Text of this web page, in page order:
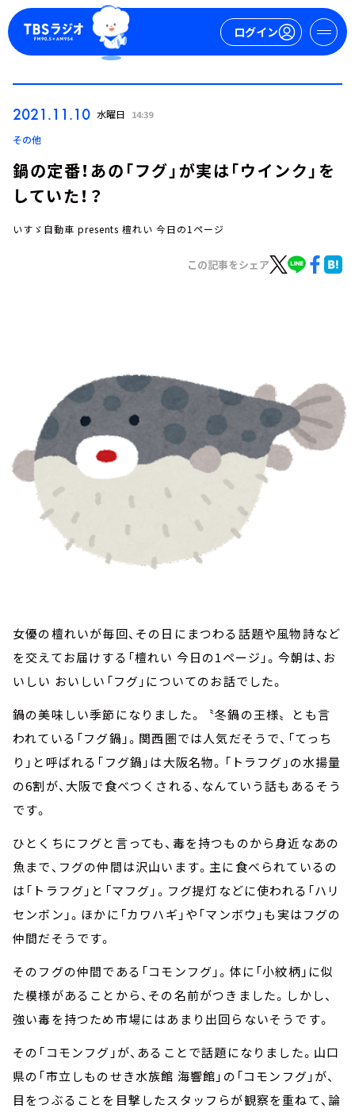
ログイン
イベント・グッズ
YouTube
会社情報
2021.11.10 水曜日 14:39
その他
鍋の定番！あの「フグ」が実は「ウインク」を
していた！？
いすゞ自動車 presents 檀れい 今日の1ページ
この記事をシェア
女優の檀れいが毎回、その日にまつわる話題や風物詩など
を交えてお届けする「檀れい 今日の1ページ」。今朝は、お
いしい おいしい「フグ」についてのお話でした。
鍋の美味しい季節になりました。〝冬鍋の王様〟とも言
われている「フグ鍋」。関西圏では人気だそうで、「てっち
り」と呼ばれる「フグ鍋」は大阪名物。「トラフグ」の水揚量
の6割が、大阪で食べつくされる、なんていう話もあるそう
です。
ひとくちにフグと言っても、毒を持つものから身近なあの
魚まで、フグの仲間は沢山います。主に食べられているの
は「トラフグ」と「マフグ」。フグ提灯などに使われる「ハリ
センボン」。ほかに「カワハギ」や「マンボウ」も実はフグの
仲間だそうです。
そのフグの仲間である「コモンフグ」。体に「小紋柄」に似
た模様があることから、その名前がつきました。しかし、
強い毒を持つため市場にはあまり出回らないそうです。
その「コモンフグ」が、あることで話題になりました。山口
県の「市立しものせき水族館 海響館」の「コモンフグ」が、
目をつぶることを目撃したスタッフらが観察を重ねて、論